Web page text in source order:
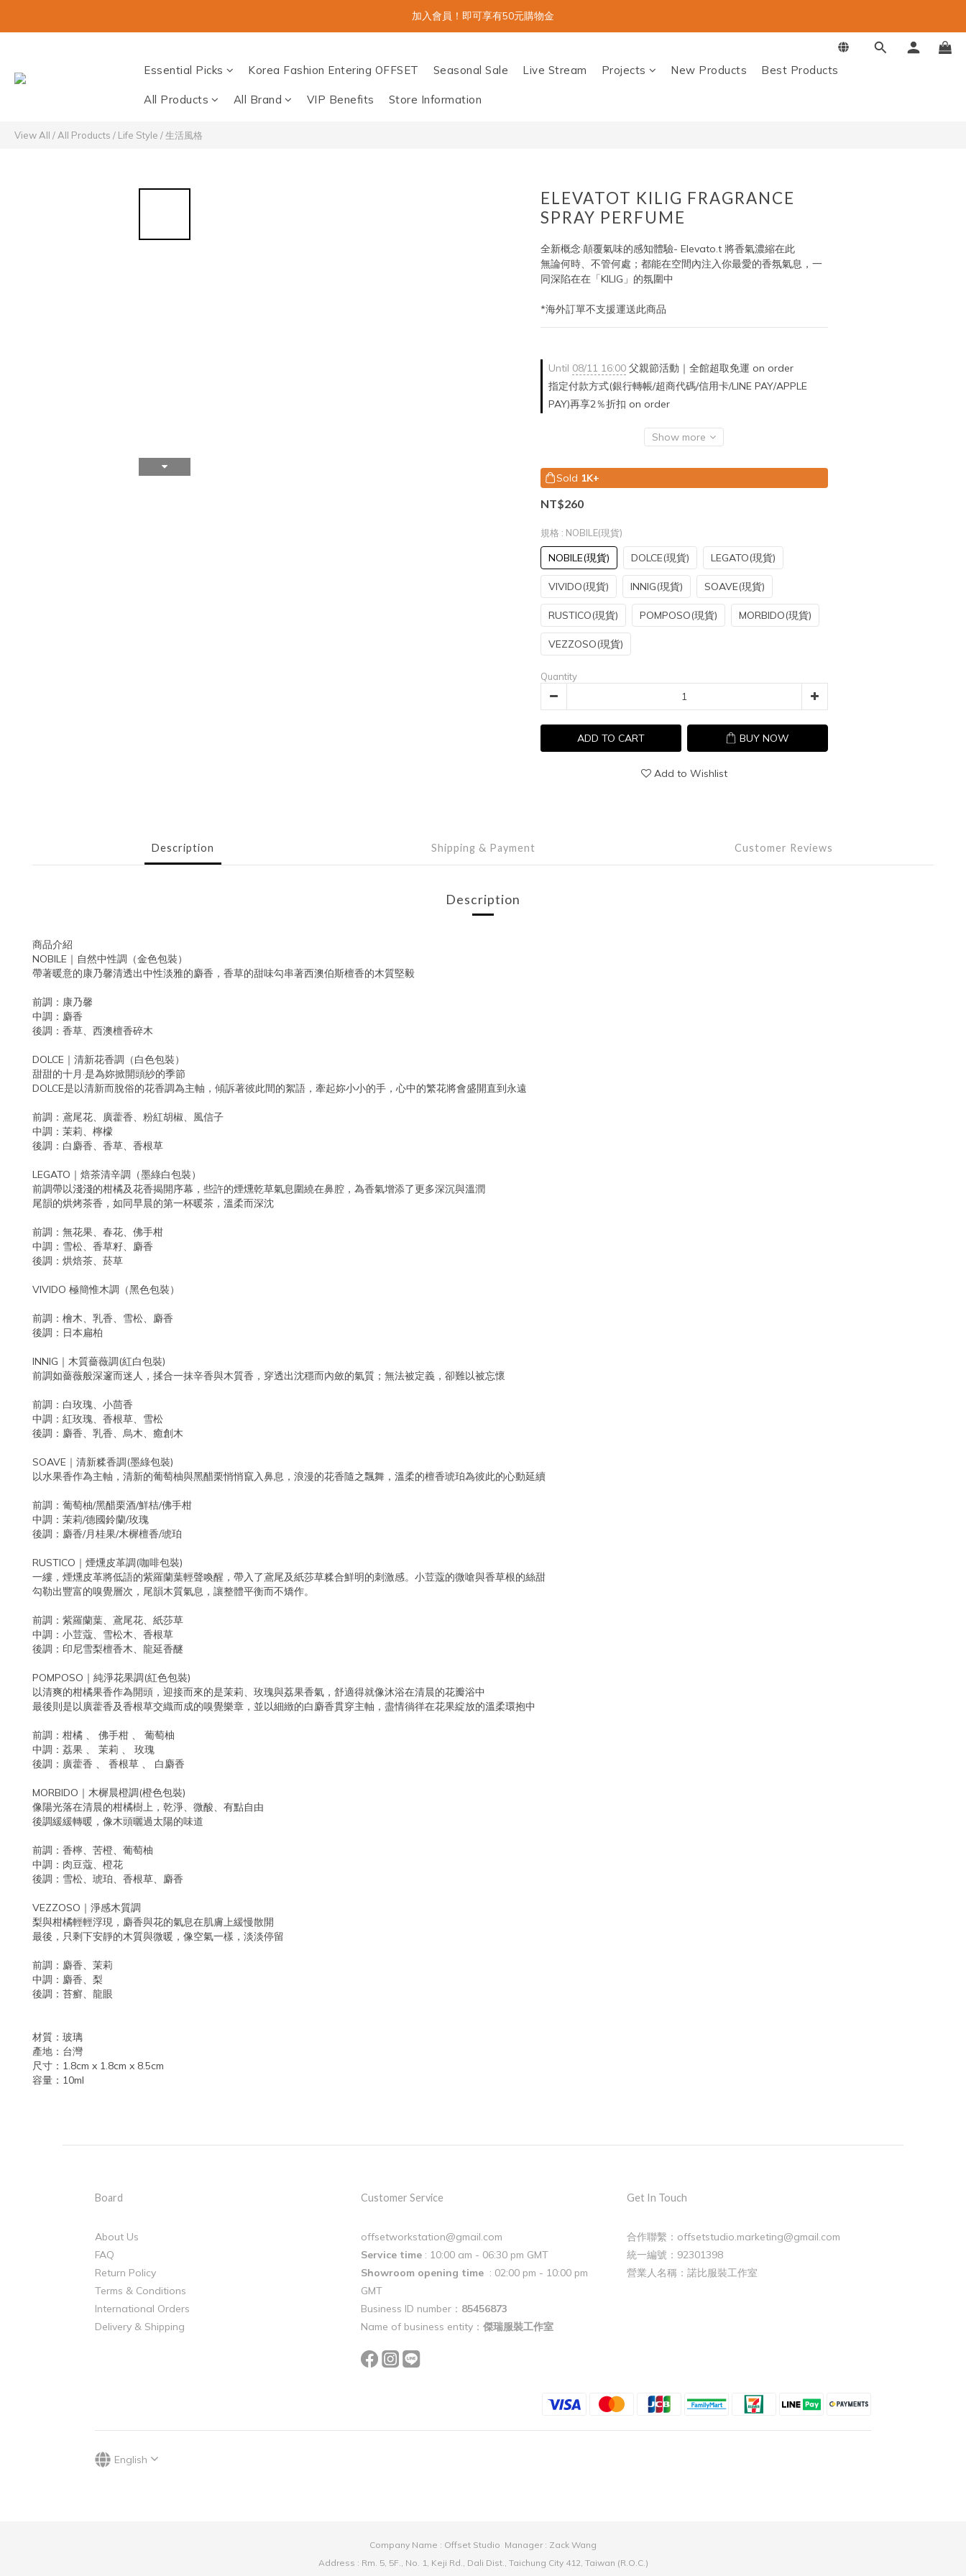
加入會員！即可享有50元購物金
Essential Picks Korea Fashion Entering OFFSET Seasonal Sale Live Stream Projects New Products Best Products
All Products All Brand VIP Benefits Store Information
View All / All Products / Life Style / 生活風格
ELEVATOT KILIG FRAGRANCE
SPRAY PERFUME
全新概念·顛覆氣味的感知體驗- Elevato.t 將香氣濃縮在此
無論何時、不管何處；都能在空間內注入你最愛的香氛氣息，一
同深陷在在「KILIG」的氛圍中
*海外訂單不支援運送此商品
Until 08/11 16:00父親節活動｜全館超取免運 on order
指定付款方式(銀行轉帳/超商代碼/信用卡/LINE PAY/APPLE
PAY)再享2％折扣 on order
Show more
Sold 1K+
NT$260
規格 : NOBILE(現貨)
NOBILE(現貨) DOLCE(現貨) LEGATO(現貨)
VIVIDO(現貨) INNIG(現貨) SOAVE(現貨)
RUSTICO(現貨) POMPOSO(現貨) MORBIDO(現貨)
VEZZOSO(現貨)
Quantity
ADD TO CART BUY NOW
Add to Wishlist
Description Shipping & Payment Customer Reviews
Description
商品介紹
NOBILE｜自然中性調（金色包裝）
帶著暖意的康乃馨清透出中性淡雅的麝香，香草的甜味勾串著西澳伯斯檀香的木質堅毅
前調：康乃馨
中調：麝香
後調：香草、西澳檀香碎木
DOLCE｜清新花香調（白色包裝）
甜甜的十月·是為妳掀開頭紗的季節
DOLCE是以清新而脫俗的花香調為主軸，傾訴著彼此間的絮語，牽起妳小小的手，心中的繁花將會盛開直到永遠
前調：鳶尾花、廣藿香、粉紅胡椒、風信子
中調：茉莉、檸檬
後調：白麝香、香草、香根草
LEGATO｜焙茶清辛調（墨綠白包裝）
前調帶以淺淺的柑橘及花香揭開序幕，些許的煙燻乾草氣息圍繞在鼻腔，為香氣增添了更多深沉與溫潤
尾韻的烘烤茶香，如同早晨的第一杯暖茶，溫柔而深沈
前調：無花果、春花、佛手柑
中調：雪松、香草籽、麝香
後調：烘焙茶、菸草
VIVIDO 極簡惟木調（黑色包裝）
前調：檜木、乳香、雪松、麝香
後調：日本扁柏
INNIG｜木質薔薇調(紅白包裝)
前調如薔薇般深邃而迷人，揉合一抹辛香與木質香，穿透出沈穩而內斂的氣質；無法被定義，卻難以被忘懷
前調：白玫瑰、小茴香
中調：紅玫瑰、香根草、雪松
後調：麝香、乳香、烏木、癒創木
SOAVE｜清新糅香調(墨綠包裝)
以水果香作為主軸，清新的葡萄柚與黑醋栗悄悄竄入鼻息，浪漫的花香隨之飄舞，溫柔的檀香琥珀為彼此的心動延續
前調：葡萄柚/黑醋栗酒/鮮桔/佛手柑
中調：茉莉/德國鈴蘭/玫瑰
後調：麝香/月桂果/木樨檀香/琥珀
RUSTICO｜煙燻皮革調(咖啡包裝)
一縷，煙燻皮革將低語的紫羅蘭葉輕聲喚醒，帶入了鳶尾及紙莎草糅合鮮明的刺激感。小荳蔻的微嗆與香草根的絲甜
勾勒出豐富的嗅覺層次，尾韻木質氣息，讓整體平衡而不矯作。
前調：紫羅蘭葉、鳶尾花、紙莎草
中調：小荳蔻、雪松木、香根草
後調：印尼雪梨檀香木、龍延香醚
POMPOSO｜純淨花果調(紅色包裝)
以清爽的柑橘果香作為開頭，迎接而來的是茉莉、玫瑰與荔果香氣，舒適得就像沐浴在清晨的花瓣浴中
最後則是以廣藿香及香根草交織而成的嗅覺樂章，並以細緻的白麝香貫穿主軸，盡情徜徉在花果綻放的溫柔環抱中
前調：柑橘 、 佛手柑 、 葡萄柚
中調：荔果 、 茉莉 、 玫瑰
後調：廣藿香 、 香根草 、 白麝香
MORBIDO｜木樨晨橙調(橙色包裝)
像陽光落在清晨的柑橘樹上，乾淨、微酸、有點自由
後調緩緩轉暖，像木頭曬過太陽的味道
前調：香檸、苦橙、葡萄柚
中調：肉豆蔻、橙花
後調：雪松、琥珀、香根草、麝香
VEZZOSO｜淨感木質調
梨與柑橘輕輕浮現，麝香與花的氣息在肌膚上緩慢散開
最後，只剩下安靜的木質與微暖，像空氣一樣，淡淡停留
前調：麝香、茉莉
中調：麝香、梨
後調：苔癬、龍眼
材質：玻璃
產地：台灣
尺寸：1.8cm x 1.8cm x 8.5cm
容量：10ml
BUY NOW
Board
About Us
FAQ
Return Policy
Terms & Conditions
International Orders
Delivery & Shipping
Customer Service
offsetworkstation@gmail.com
Service time : 10:00 am - 06:30 pm GMT
Showroom opening time : 02:00 pm - 10:00 pm
GMT
Business ID number： 85456873
Name of business entity： 傑瑞服裝工作室
Get In Touch
合作聯繫：offsetstudio.marketing@gmail.com
統一編號：92301398
營業人名稱：諾比服裝工作室
English
Company Name : Offset Studio Manager : Zack Wang
Address : Rm. 5, 5F., No. 1, Keji Rd., Dali Dist., Taichung City 412, Taiwan (R.O.C.)